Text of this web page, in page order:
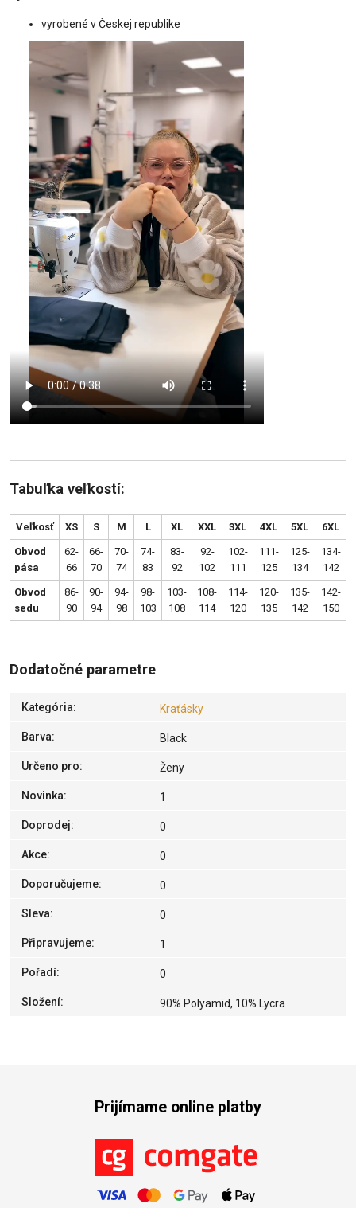
vyrobené v Českej republike
Tabuľka veľkostí:
Veľkosť XS S M L XL XXL 3XL 4XL 5XL 6XL
Obvod
pása
62-
66
66-
70
70-
74
74-
83
83-
92
92-
102
102-
111
111-
125
125-
134
134-
142
Obvod
sedu
86-
90
90-
94
94-
98
98-
103
103-
108
108-
114
114-
120
120-
135
135-
142
142-
150
Dodatočné parametre
Kategória: Kraťásky
Barva: Black
Určeno pro: Ženy
Novinka: 1
Doprodej: 0
Akce: 0
Doporučujeme: 0
Sleva: 0
Připravujeme: 1
Pořadí: 0
Složení: 90% Polyamid, 10% Lycra
Prijímame online platby